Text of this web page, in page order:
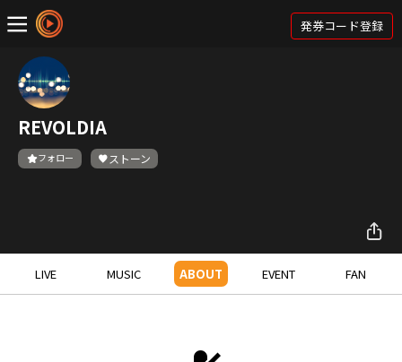
発券コード登録
REVOLDIA
フォロー ストーン
LIVE MUSIC ABOUT EVENT FAN